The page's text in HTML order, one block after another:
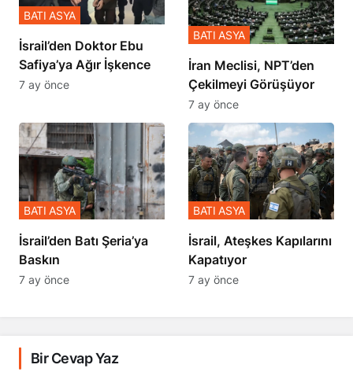
İsrail’den Doktor Ebu
Safiya’ya Ağır İşkence
BATI ASYA
7 ay önce
İran Meclisi, NPT’den
Çekilmeyi Görüşüyor
BATI ASYA
7 ay önce
​​​​​​​İsrail’den Batı Şeria’ya
Baskın
BATI ASYA
7 ay önce
İsrail, Ateşkes Kapılarını
Kapatıyor
BATI ASYA
7 ay önce
Bir Cevap Yaz